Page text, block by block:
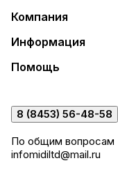
Компания
Информация
Помощь
8 (8453) 56-48-58
По общим вопросам
infomidiltd@mail.ru